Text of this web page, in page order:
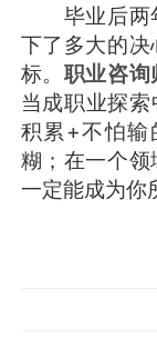
毕业后两年
下了多大的决
标。 职业咨询
当成职业探索
积累+不怕输
糊；在一个
一定能成为你